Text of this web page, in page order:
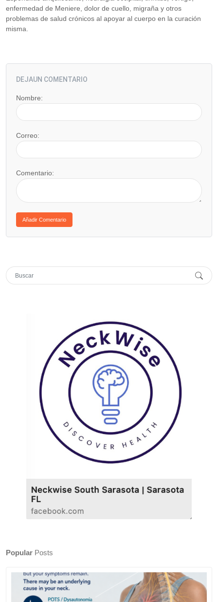
enfermedad de Meniere, dolor de cuello, migraña y otros
problemas de salud crónicos al apoyar al cuerpo en la curación
misma.
DEJAUN COMENTARIO
Nombre:
Correo:
Comentario:
Popular Posts